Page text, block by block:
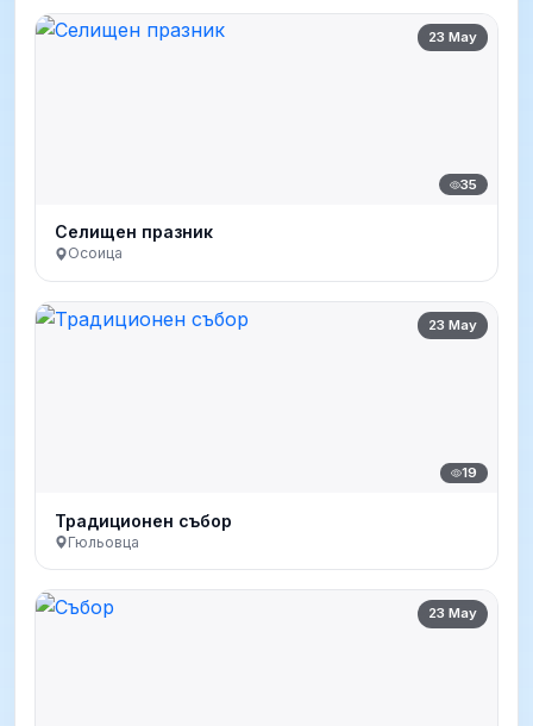
23 May
35
Селищен празник
Осоица
23 May
19
Традиционен събор
Гюльовца
23 May